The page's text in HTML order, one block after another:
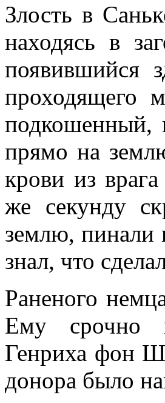
Злость в
находясь в
появившийся
проходящего
подкошенный,
прямо на
крови из
же секунду
землю, пинали
знал, что
Раненого
Ему срочно
Генриха фон
донора было